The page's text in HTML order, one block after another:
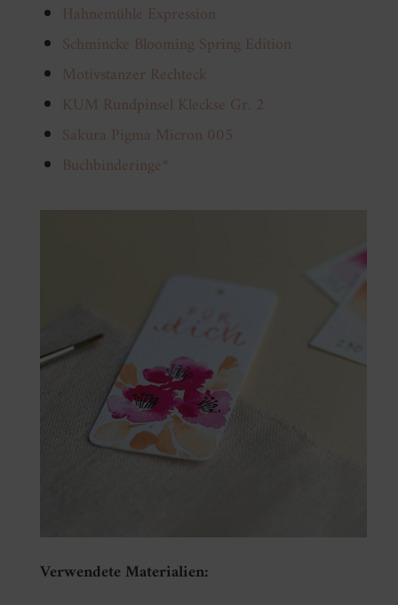
Hahnemühle Expression
Schmincke Blooming Spring Edition
Motivstanzer Rechteck
KUM Rundpinsel Kleckse Gr. 2
Sakura Pigma Micron 005
Buchbinderinge*
Verwendete Materialien: